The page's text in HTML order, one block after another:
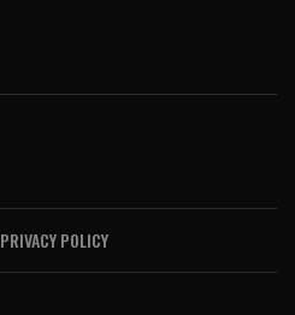
PRIVACY POLICY